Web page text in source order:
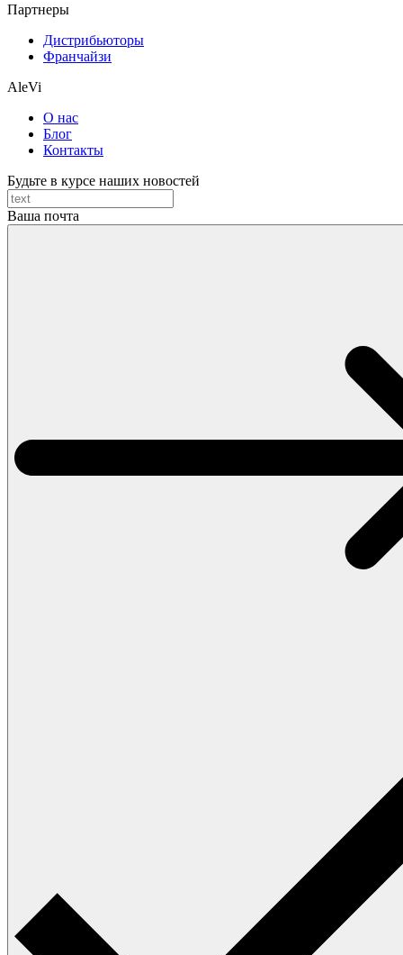
Партнеры
Дистрибьюторы
Франчайзи
AleVi
О нас
Блог
Контакты
Будьте в курсе наших новостей
Ваша почта